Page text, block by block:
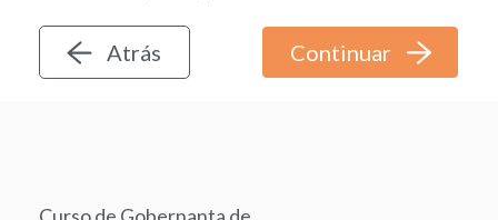
Atrás
Curso de Gobernanta de